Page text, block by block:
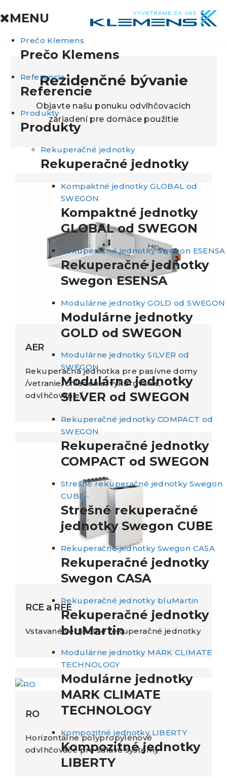
MENU
Prečo Klemens
Prečo Klemens
Referencie
Referencie
Produkty
Produkty
Rekuperačné jednotky
Rekuperačné jednotky
Kompaktné jednotky GLOBAL od
SWEGON
Kompaktné jednotky
GLOBAL od SWEGON
Rekuperačné jednotky Swegon ESENSA
Rekuperačné jednotky
Swegon ESENSA
Modulárne jednotky GOLD od SWEGON
Modulárne jednotky
GOLD od SWEGON
Modulárne jednotky SILVER od
SWEGON
Modulárne jednotky
SILVER od SWEGON
Rekuperačné jednotky COMPACT od
SWEGON
Rekuperačné jednotky
COMPACT od SWEGON
Strešné rekuperačné jednotky Swegon
CUBE
Strešné rekuperačné
jednotky Swegon CUBE
Rekuperačné jednotky Swegon CASA
Rekuperačné jednotky
Swegon CASA
Rekuperačné jednotky bluMartin
Rekuperačné jednotky
bluMartin
Modulárne jednotky MARK CLIMATE
TECHNOLOGY
Modulárne jednotky
MARK CLIMATE
TECHNOLOGY
Kompozitné jednotky LIBERTY
Kompozitné jednotky
LIBERTY
Rezidenčné bývanie
Objavte našu ponuku odvlhčovacích
zariadení pre domáce použitie
AER
Rekuperačná jednotka pre pasívne domy
/vetranie, chladenie, vykurovanie,
odvlhčovanie/
RCE a RFE
Vstavané vertikálne rekuperačné jednotky
RO
Horizontálne polypropylénové
odvlhčovače pre sálavé systémy